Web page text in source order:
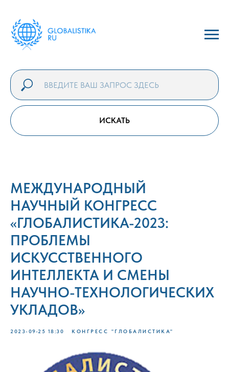
ИСКАТЬ
МЕЖДУНАРОДНЫЙ
НАУЧНЫЙ КОНГРЕСС
«ГЛОБАЛИСТИКА-2023:
ПРОБЛЕМЫ
ИСКУССТВЕННОГО
ИНТЕЛЛЕКТА И СМЕНЫ
НАУЧНО-ТЕХНОЛОГИЧЕСКИХ
УКЛАДОВ»
2023-09-25 18:30 КОНГРЕСС "ГЛОБАЛИСТИКА"